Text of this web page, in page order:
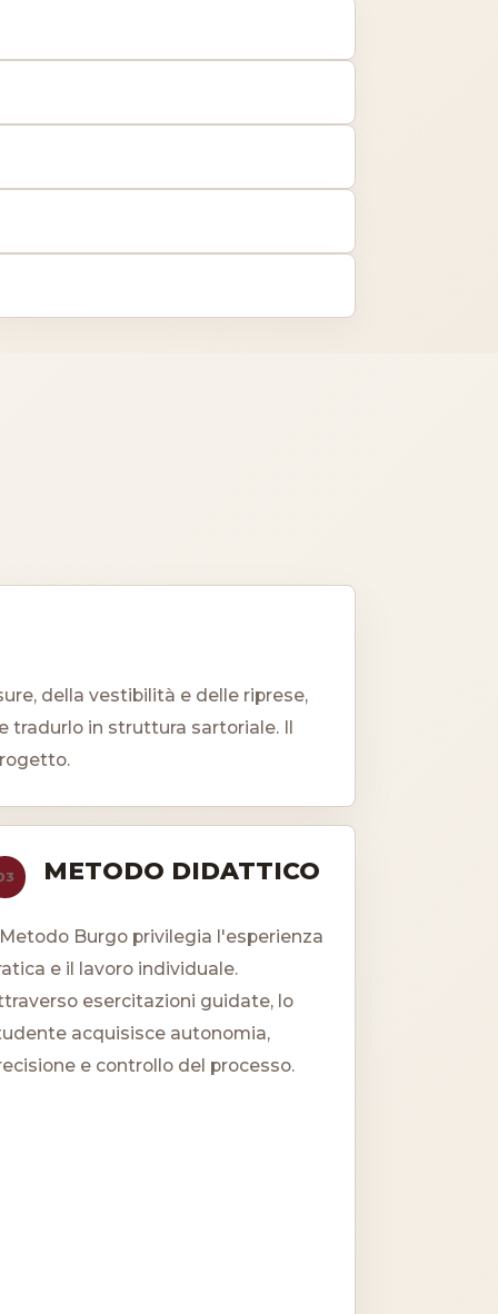
della vestibilità e delle riprese,
in struttura sartoriale. Il
METODO DIDATTICO
Burgo privilegia l'esperienza
e il lavoro individuale.
esercitazioni guidate, lo
acquisisce autonomia,
e controllo del processo.